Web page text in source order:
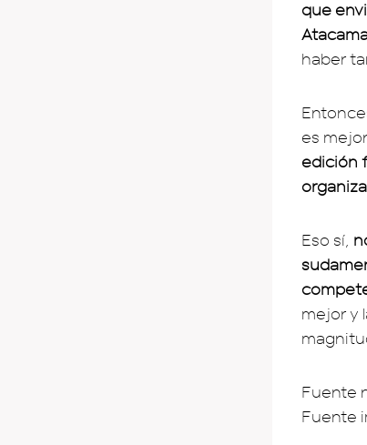
que
haber
es
edición
Eso sí,
mejor y
Fuente
Fuente